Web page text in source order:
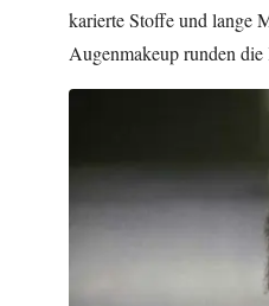
karierte Stoffe und lange
Augenmakeup runden